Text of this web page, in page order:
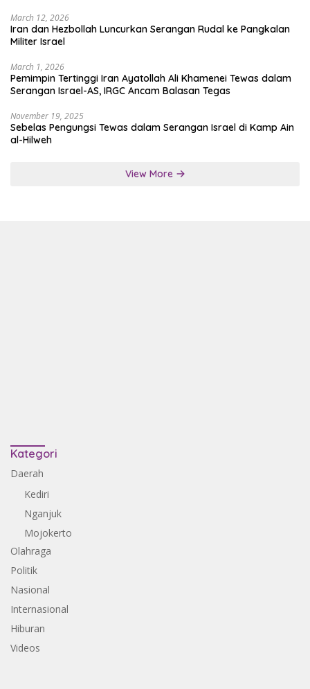
March 12, 2026
Iran dan Hezbollah Luncurkan Serangan Rudal ke Pangkalan
Militer Israel
March 1, 2026
Pemimpin Tertinggi Iran Ayatollah Ali Khamenei Tewas dalam
Serangan Israel-AS, IRGC Ancam Balasan Tegas
November 19, 2025
Sebelas Pengungsi Tewas dalam Serangan Israel di Kamp Ain
al-Hilweh
View More
Kategori
Daerah
Kediri
Nganjuk
Mojokerto
Olahraga
Politik
Nasional
Internasional
Hiburan
Videos